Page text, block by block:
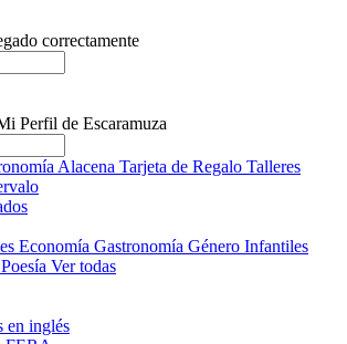
correctamente
Alacena Tarjeta de Regalo Talleres
Economía Gastronomía Género Infantiles
Poesía Ver todas
en inglés